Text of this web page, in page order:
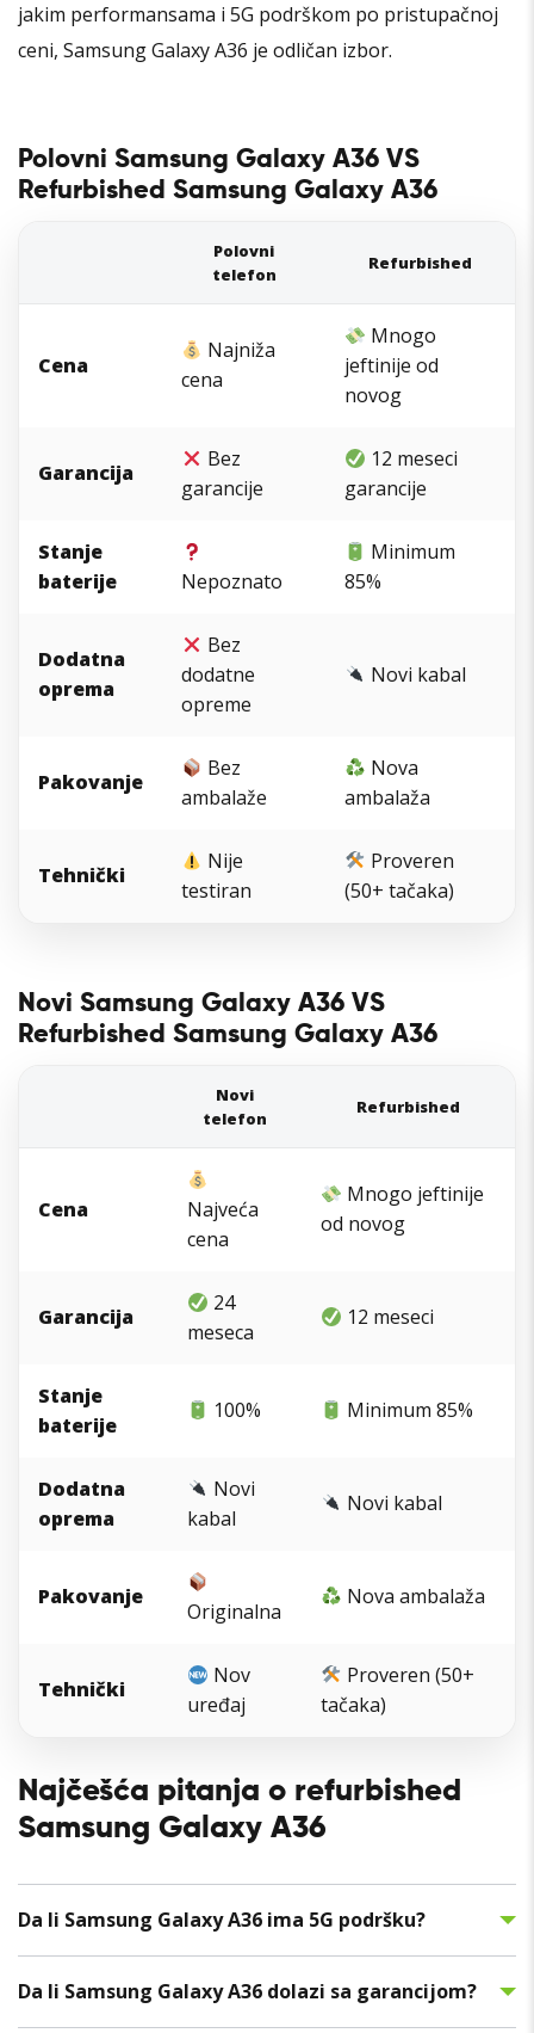
jakim performansama i 5G podrškom po pristupačnoj
ceni, Samsung Galaxy A36 je odličan izbor.
Polovni Samsung Galaxy A36 VS
Refurbished Samsung Galaxy A36
Polovni
telefon
Refurbished
Cena
Najniža
cena
Mnogo
jeftinije od
novog
Garancija
Bez
garancije
12 meseci
garancije
Stanje
baterije
Nepoznato
Minimum
85%
Dodatna
oprema
Bez
dodatne
opreme
Novi kabal
Pakovanje
Bez
ambalaže
Nova
ambalaža
Tehnički
Nije
testiran
Proveren
(50+ tačaka)
Novi Samsung Galaxy A36 VS
Refurbished Samsung Galaxy A36
Novi
telefon
Refurbished
Cena
Najveća
cena
Mnogo jeftinije
od novog
Garancija
24
meseca
12 meseci
Stanje
baterije
100% Minimum 85%
Dodatna
oprema
Novi
kabal
Novi kabal
Pakovanje
Originalna
Nova ambalaža
Tehnički
Nov
uređaj
Proveren (50+
tačaka)
Najčešća pitanja o refurbished
Samsung Galaxy A36
Da li Samsung Galaxy A36 ima 5G podršku?
Da li Samsung Galaxy A36 dolazi sa garancijom?